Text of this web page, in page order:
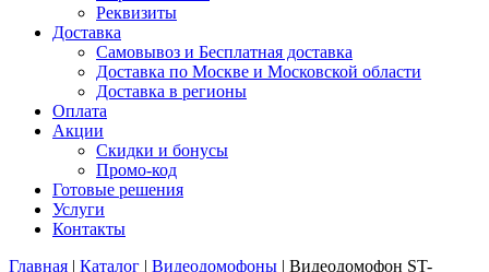
Реквизиты
Доставка
Самовывоз и Бесплатная доставка
Доставка по Москве и Московской области
Доставка в регионы
Оплата
Акции
Скидки и бонусы
Промо-код
Готовые решения
Услуги
Контакты
Главная | Каталог | Видеодомофоны | Видеодомофон ST-